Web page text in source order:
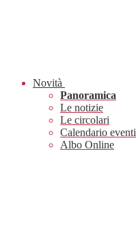
Novità
Panoramica
Le notizie
Le circolari
Calendario eventi
Albo Online